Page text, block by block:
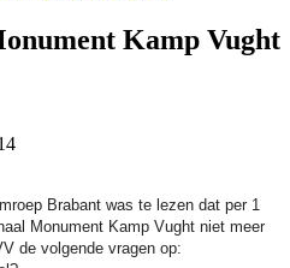
Kamp Vught
Brabant was te lezen dat per 1
Monument Kamp Vught niet meer
de volgende vragen op: